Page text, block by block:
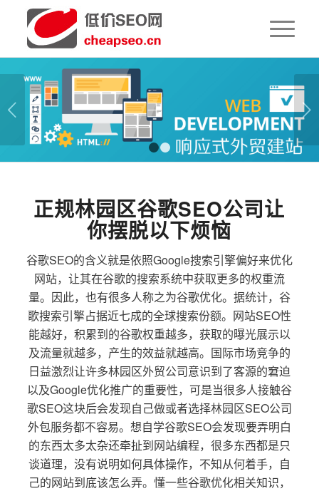
下一页
1 2
正规林园区谷歌SEO公司让
你摆脱以下烦恼
谷歌SEO的含义就是依照Google搜索引擎偏好来优化
网站，让其在谷歌的搜索系统中获取更多的权重流
量。因此，也有很多人称之为谷歌优化。据统计，谷
歌搜索引擎占据近七成的全球搜索份额。网站SEO性
能越好，积累到的谷歌权重越多，获取的曝光展示以
及流量就越多，产生的效益就越高。国际市场竞争的
日益激烈让许多林园区外贸公司意识到了客源的窘迫
以及Google优化推广的重要性，可是当很多人接触谷
歌SEO这块后会发现自己做或者选择林园区SEO公司
外包服务都不容易。想自学谷歌SEO会发现要弄明白
的东西太多太杂还牵扯到网站编程，很多东西都是只
谈道理，没有说明如何具体操作，不知从何着手，自
己的网站到底该怎么弄。懂一些谷歌优化相关知识，